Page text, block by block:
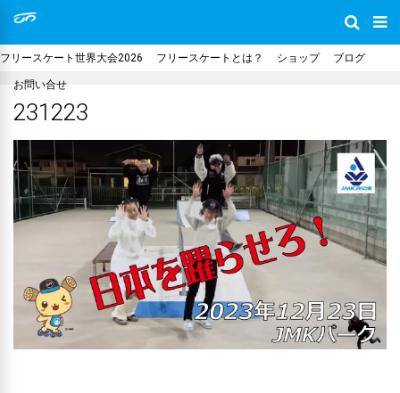
フリースケート世界大会2026 フリースケートとは？ ショップ ブログ
お問い合せ
231223